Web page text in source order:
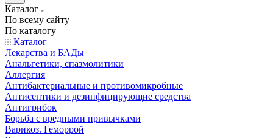
Каталог
По всему сайту
По каталогу
Каталог
Лекарства и БАДы
Анальгетики, спазмолитики
Аллергия
Антибактериальные и противомикробные
Антисептики и дезинфицирующие средства
Антигрибок
Борьба с вредными привычками
Варикоз. Геморрой